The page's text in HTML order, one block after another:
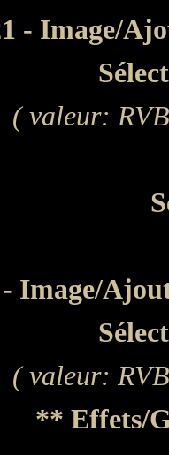
- Image/
( valeur:
Image/
( valeur:
** Effets/